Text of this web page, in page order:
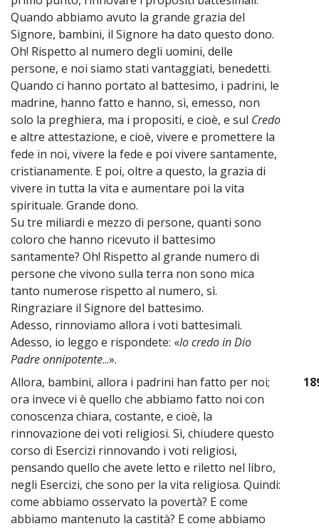
Quando abbiamo avuto la grande grazia del
Signore, bambini, il Signore ha dato questo dono.
Oh! Rispetto al numero degli uomini, delle
persone, e noi siamo stati vantaggiati, benedetti.
Quando ci hanno portato al battesimo, i padrini, le
madrine, hanno fatto e hanno, sì, emesso, non
solo la preghiera, ma i propositi, e cioè, e sul Credo
e altre attestazione, e cioè, vivere e promettere la
fede in noi, vivere la fede e poi vivere santamente,
cristianamente. E poi, oltre a questo, la grazia di
vivere in tutta la vita e aumentare poi la vita
spirituale. Grande dono.
Su tre miliardi e mezzo di persone, quanti sono
coloro che hanno ricevuto il battesimo
santamente? Oh! Rispetto al grande numero di
persone che vivono sulla terra non sono mica
tanto numerose rispetto al numero, sì.
Ringraziare il Signore del battesimo.
Adesso, rinnoviamo allora i voti battesimali.
Adesso, io leggo e rispondete: «Io credo in Dio
Padre onnipotente...».
Allora, bambini, allora i padrini han fatto per noi;
ora invece vi è quello che abbiamo fatto noi con
conoscenza chiara, costante, e cioè, la
rinnovazione dei voti religiosi. Sì, chiudere questo
corso di Esercizi rinnovando i voti religiosi,
pensando quello che avete letto e riletto nel libro,
negli Esercizi, che sono per la vita religiosa. Quindi:
come abbiamo osservato la povertà? E come
abbiamo mantenuto la castità? E come abbiamo